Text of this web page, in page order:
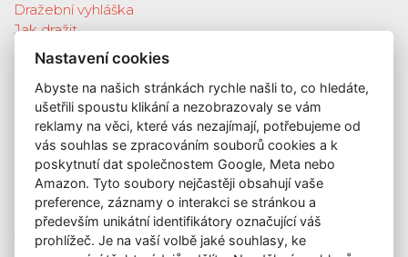
Dražební vyhláška
Jak dražit
Galerie
Katalog vydražených děl
O nás
GDPR
Kontakt
KONTAKT
GALERIE LAZARSKÁ
Lazarská 7
110 00 Praha 1
Nastavení cookies
Abyste na našich stránkách rychle našli to, co hledáte,
ušetřili spoustu klikání a nezobrazovaly se vám
reklamy na věci, které vás nezajímají, potřebujeme od
vás souhlas se zpracováním souborů cookies a k
poskytnutí dat společnostem Google, Meta nebo
Amazon. Tyto soubory nejčastěji obsahují vaše
preference, záznamy o interakci se stránkou a
především unikátní identifikátory označující váš
prohlížeč. Je na vaší volbě jaké souhlasy, ke